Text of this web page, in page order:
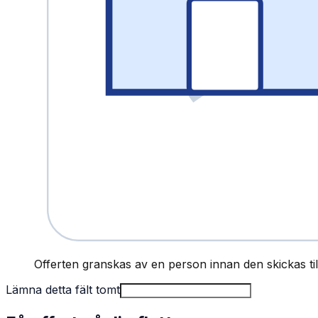
Offerten granskas av en person innan den skickas
Lämna detta fält tomt